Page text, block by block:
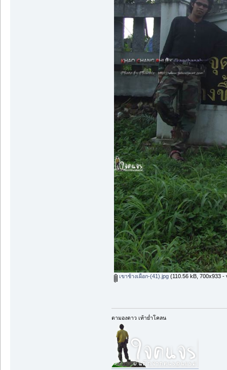
เขาช้างเผือก-(41).jpg(110.56 kB, 700x933 -
ตามองดาว เท้าย่ำโคลน